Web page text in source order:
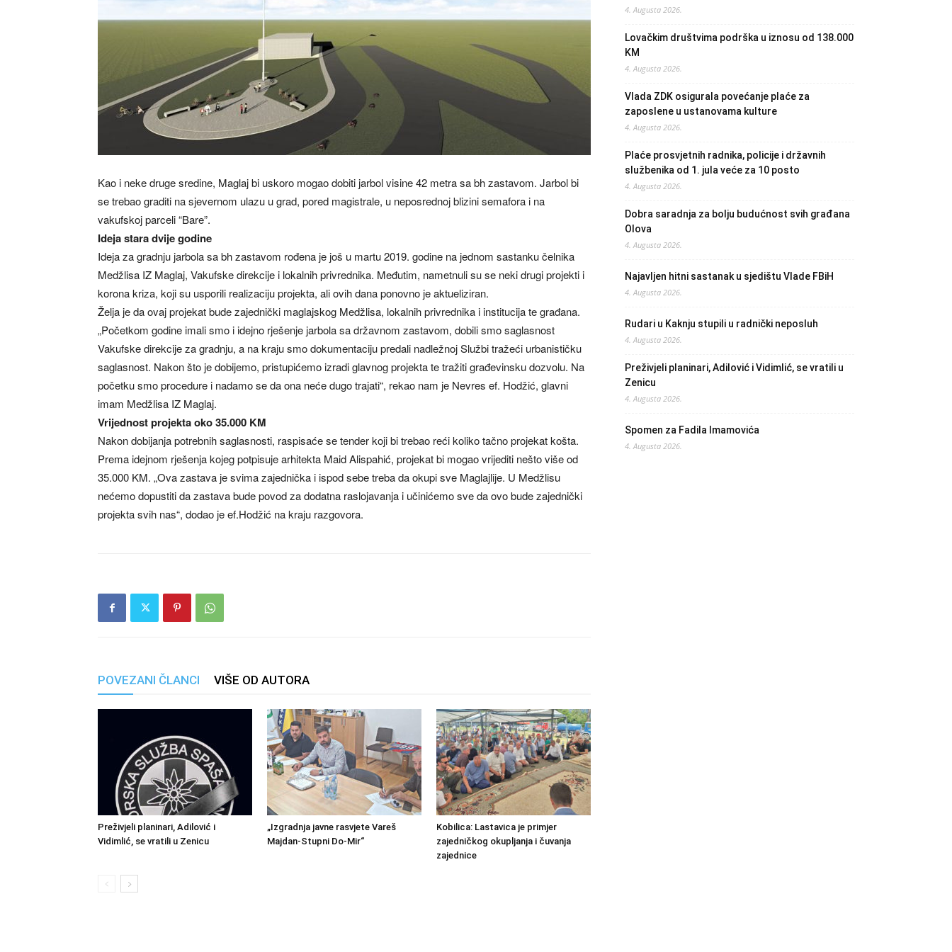
Kao i neke druge sredine, Maglaj bi uskoro mogao dobiti jarbol visine 42 metra sa bh zastavom. Jarbol bi
se trebao graditi na sjevernom ulazu u grad, pored magistrale, u neposrednoj blizini semafora i na
vakufskoj parceli “Bare”.
Ideja stara dvije godine
Ideja za gradnju jarbola sa bh zastavom rođena je još u martu 2019. godine na jednom sastanku čelnika
Medžlisa IZ Maglaj, Vakufske direkcije i lokalnih privrednika. Međutim, nametnuli su se neki drugi projekti i
korona kriza, koji su usporili realizaciju projekta, ali ovih dana ponovno je aktueliziran.
Želja je da ovaj projekat bude zajednički maglajskog Medžlisa, lokalnih privrednika i institucija te građana.
„Početkom godine imali smo i idejno rješenje jarbola sa državnom zastavom, dobili smo saglasnost
Vakufske direkcije za gradnju, a na kraju smo dokumentaciju predali nadležnoj Službi tražeći urbanističku
saglasnost. Nakon što je dobijemo, pristupićemo izradi glavnog projekta te tražiti građevinsku dozvolu. Na
početku smo procedure i nadamo se da ona neće dugo trajati“, rekao nam je Nevres ef. Hodžić, glavni
imam Medžlisa IZ Maglaj.
Vrijednost projekta oko 35.000 KM
Nakon dobijanja potrebnih saglasnosti, raspisaće se tender koji bi trebao reći koliko tačno projekat košta.
Prema idejnom rješenja kojeg potpisuje arhitekta Maid Alispahić, projekat bi mogao vrijediti nešto više od
35.000 KM. „Ova zastava je svima zajednička i ispod sebe treba da okupi sve Maglajlije. U Medžlisu
nećemo dopustiti da zastava bude povod za dodatna raslojavanja i učinićemo sve da ovo bude zajednički
projekta svih nas“, dodao je ef.Hodžić na kraju razgovora.
POVEZANI ČLANCI VIŠE OD AUTORA
Preživjeli planinari, Adilović i
Vidimlić, se vratili u Zenicu
„Izgradnja javne rasvjete Vareš
Majdan-Stupni Do-Mir“
Kobilica: Lastavica je primjer
zajedničkog okupljanja i čuvanja
zajednice
4. Augusta 2026.
Lovačkim društvima podrška u iznosu od 138.000
KM
4. Augusta 2026.
Vlada ZDK osigurala povećanje plaće za
zaposlene u ustanovama kulture
4. Augusta 2026.
Plaće prosvjetnih radnika, policije i državnih
službenika od 1. jula veće za 10 posto
4. Augusta 2026.
Dobra saradnja za bolju budućnost svih građana
Olova
4. Augusta 2026.
Najavljen hitni sastanak u sjedištu Vlade FBiH
4. Augusta 2026.
Rudari u Kaknju stupili u radnički neposluh
4. Augusta 2026.
Preživjeli planinari, Adilović i Vidimlić, se vratili u
Zenicu
4. Augusta 2026.
Spomen za Fadila Imamovića
4. Augusta 2026.